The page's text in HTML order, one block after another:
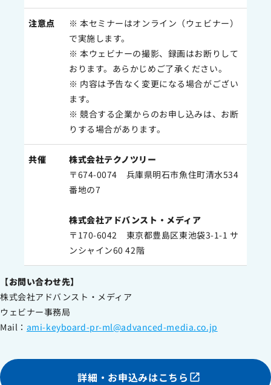
注意点
※ 本セミナーはオンライン（ウェビナー）
で実施します。
※ 本ウェビナーの撮影、録画はお断りして
おります。あらかじめご了承ください。
※ 内容は予告なく変更になる場合がござい
ます。
※ 競合する企業からのお申し込みは、お断
りする場合があります。
共催
株式会社テクノツリー
〒674-0074 兵庫県明石市魚住町清水534
番地の7
株式会社アドバンスト・メディア
〒170-6042 東京都豊島区東池袋3-1-1 サ
ンシャイン60 42階
【お問い合わせ先】
株式会社アドバンスト・メディア
ウェビナー事務局
Mail： ami-keyboard-pr-ml@advanced-media.co.jp
詳細・お申込みはこちら